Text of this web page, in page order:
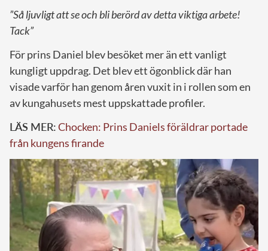
”Så ljuvligt att se och bli berörd av detta viktiga arbete!
Tack”
För prins Daniel blev besöket mer än ett vanligt
kungligt uppdrag. Det blev ett ögonblick där han
visade varför han genom åren vuxit in i rollen som en
av kungahusets mest uppskattade profiler.
LÄS MER:Chocken: Prins Daniels föräldrar portade
från kungens firande